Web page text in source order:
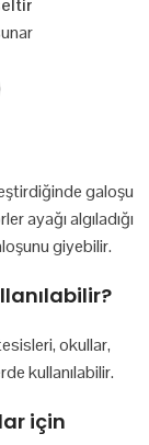
galoşu
ayağı algıladığı
giyebilir.
okullar,
kullanılabilir.
için